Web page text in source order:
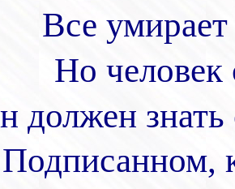
Все
Но человек
должен
Подписанном,